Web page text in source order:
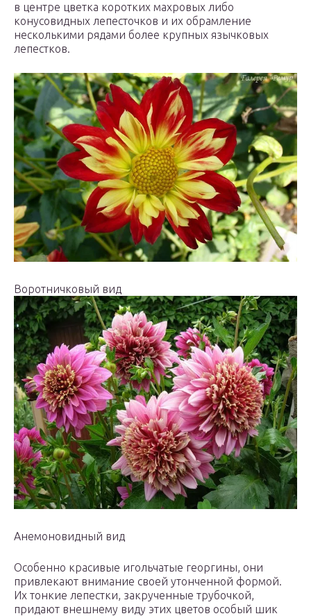
в центре цветка коротких махровых либо
конусовидных лепесточков и их обрамление
несколькими рядами более крупных язычковых
лепестков.
Воротничковый вид
Анемоновидный вид
Особенно красивые игольчатые георгины, они
привлекают внимание своей утонченной формой.
Их тонкие лепестки, закрученные трубочкой,
придают внешнему виду этих цветов особый шик